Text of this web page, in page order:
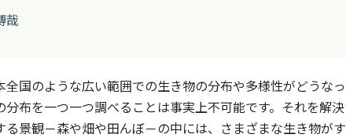
哉
国のような広い範囲での生き物の分布や多様性がどうな
分布を一つ一つ調べることは事実上不可能です。それを解
る景観－森や畑や田んぼ－の中には、さまざまな生き物が